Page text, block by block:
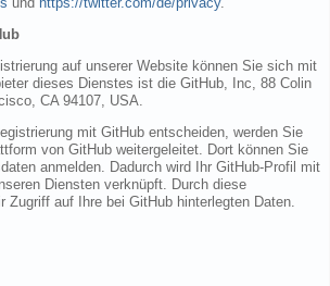
auf unserer Website können Sie sich mit
dieses Dienstes ist die GitHub, Inc, 88 Colin
CA 94107, USA.
mit GitHub entscheiden, werden Sie
von GitHub weitergeleitet. Dort können Sie
anmelden. Dadurch wird Ihr GitHub-Profil mit
Diensten verknüpft. Durch diese
Zugriff auf Ihre bei GitHub hinterlegten Daten.